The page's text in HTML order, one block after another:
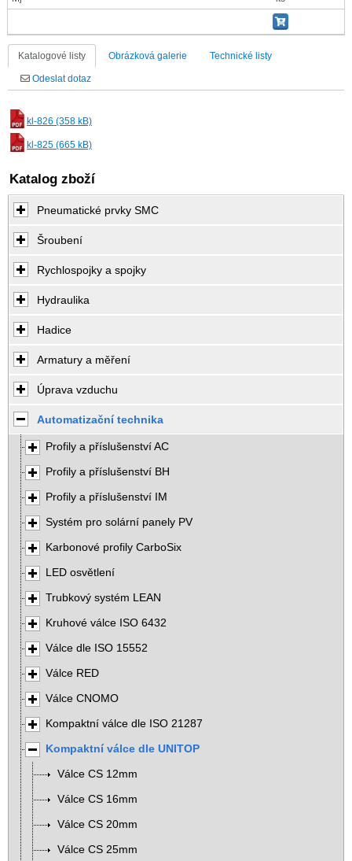
Katalogové listy Obrázková galerie Technické listy
Odeslat dotaz
kl-826 (358 kB)
kl-825 (665 kB)
Katalog zboží
Pneumatické prvky SMC
Šroubení
Rychlospojky a spojky
Hydraulika
Hadice
Armatury a měření
Úprava vzduchu
Automatizační technika
Profily a příslušenství AC
Profily a příslušenství BH
Profily a příslušenství IM
Systém pro solární panely PV
Karbonové profily CarboSix
LED osvětlení
Trubkový systém LEAN
Kruhové válce ISO 6432
Válce dle ISO 15552
Válce RED
Válce CNOMO
Kompaktní válce dle ISO 21287
Kompaktní válce dle UNITOP
Válce CS 12mm
Válce CS 16mm
Válce CS 20mm
Válce CS 25mm